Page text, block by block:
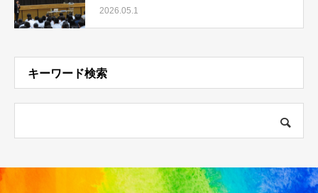
2026.05.1
キーワード検索